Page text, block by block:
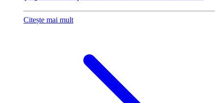
Citește mai mult